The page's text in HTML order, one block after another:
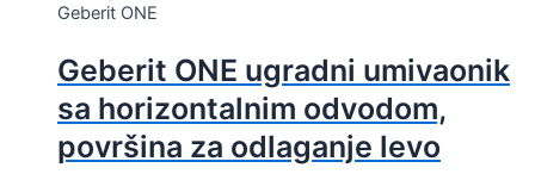
Geberit ONE
Geberit ONE ugradni umivaonik
sa horizontalnim odvodom,
površina za odlaganje levo